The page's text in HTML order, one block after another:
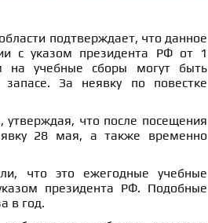
подтверждает, что данное
с указом президента РФ от 1
на учебные сборы могут быть
За неявку по повестке
что после посещения
28 мая, а также временно
что это ежегодные учебные
президента РФ. Подобные
в год.